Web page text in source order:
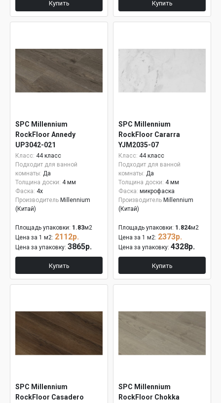
Купить Купить
SPC Millennium
RockFloor Annedy
UP3042-021
Класс: 44 класс
Подходит для ванной
комнаты: Да
Толщина доски: 4 мм
Фаска: 4x
Производитель Millennium
(Китай)
Площадь упаковки: 1.83м2
Цена за 1 м2: 2112р.
Цена за упаковку: 3865р.
Купить
SPC Millennium
RockFloor Cararra
YJM2035-07
Класс: 44 класс
Подходит для ванной
комнаты: Да
Толщина доски: 4 мм
Фаска: микрофаска
Производитель Millennium
(Китай)
Площадь упаковки: 1.824м2
Цена за 1 м2: 2373р.
Цена за упаковку: 4328р.
Купить
SPC Millennium
RockFloor Casadero
SPC Millennium
RockFloor Chokka